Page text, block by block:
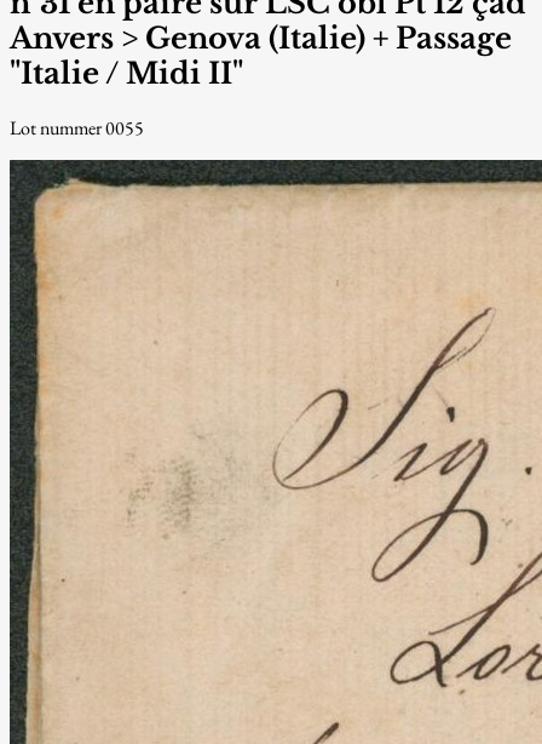
Anvers > Genova (Italie) + Passage
"Italie / Midi II"
Lot nummer 0055